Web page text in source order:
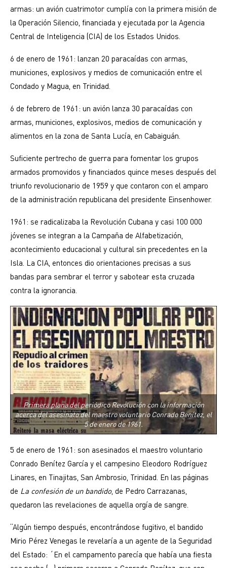
armas: un avión cuatrimotor cumplía con la primera misión de
la Operación Silencio, financiada y ejecutada por la Agencia
Central de Inteligencia (CIA) de los Estados Unidos.
6 de enero de 1961: lanzan 20 paracaídas con armas,
municiones, explosivos y medios de comunicación entre el
Condado y Magua, en Trinidad.
6 de febrero de 1961: un avión lanza 30 paracaídas con
armas, municiones, explosivos, medios de comunicación y
alimentos en la zona de Santa Lucía, en Cabaiguán.
Suficiente pertrecho de guerra para fomentar los grupos
armados promovidos y financiados quince meses después del
triunfo revolucionario de 1959 y que contaron con el amparo
de la administración republicana del presidente Einsenhower.
1961: se radicalizaba la Revolución Cubana y casi 100 000
jóvenes se integran a la Campaña de Alfabetización,
acontecimiento educacional y cultural sin precedentes en la
Isla. La CIA, entonces dio orientaciones precisas a sus
bandas para sembrar el terror y sabotear esta cruzada
contra la ignorancia.
Primera plana del periódico Revolución con la información
acerca del asesinato del maestro voluntario Conrado Benítez, el
5 de enero de 1961.
5 de enero de 1961: son asesinados el maestro voluntario
Conrado Benítez García y el campesino Eleodoro Rodríguez
Linares, en Tinajitas, San Ambrosio, Trinidad. En las páginas
de La confesión de un bandido , de Pedro Carrazanas,
quedaron las revelaciones de aquella orgía de sangre.
“Algún tiempo después, encontrándose fugitivo, el bandido
Mirio Pérez Venegas le revelaría a un agente de la Seguridad
del Estado: ´En el campamento parecía que había una fiesta